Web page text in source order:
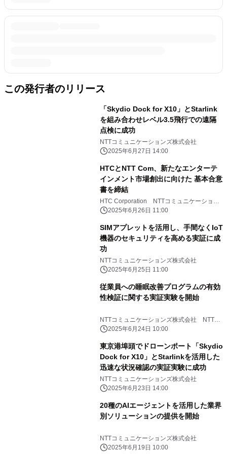
この発行者のリリース
「Skydio Dock for X10」とStarlink
を組み合わせレベル3.5飛行での遠隔
点検に成功
NTTコミュニケーションズ株式会社
2025年6月27日 14:00
HTCとNTT Com、新たなエンターテ
インメント市場創出に向けた 基本合意
書を締結
HTC Corporation NTTコミュニケーション
ズ株式会社
2025年6月26日 11:00
SIMアプレットを活用し、手間なくIoT
機器のセキュリティを高める実証に成
功
NTTコミュニケーションズ株式会社
2025年6月25日 11:00
従業員への睡眠改善プログラムの有効
性検証に関する実証実験を開始
NTTコミュニケーションズ株式会社 NTT
PARAVITA株式会社 みずほリサーチ＆テク
2025年6月24日 10:00
東京港埠頭でドローンポート「Skydio
Dock for X10」とStarlinkを活用した
迅速な状況確認の実証実験に成功
NTTコミュニケーションズ株式会社
2025年6月23日 14:00
20種のAIエージェントを活用した業界
別ソリューションの提供を開始
NTTコミュニケーションズ株式会社
2025年6月19日 10:00